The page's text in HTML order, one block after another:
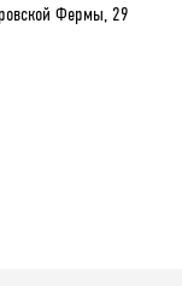
Фермы, 29